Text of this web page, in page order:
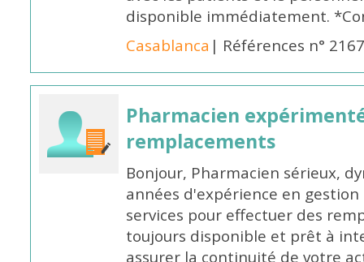
disponible immédiatement.
Casablanca | Références n°
Pharmacien
remplacements
Bonjour, Pharmacien sérieux,
années d'expérience en
services pour effectuer des
toujours disponible et prêt à
assurer la continuité de votre